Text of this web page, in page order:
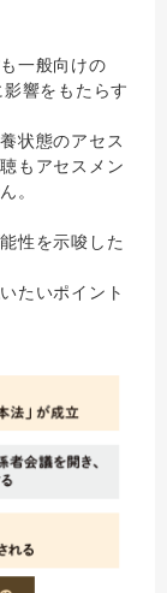
一般向けの
響をもたらす
状態のアセス
もアセスメン
。
性を示唆した
たいポイント